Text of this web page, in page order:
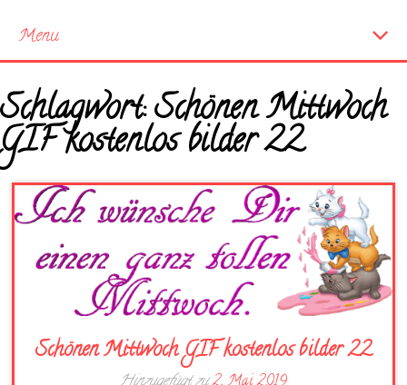
Menu
Startseite
Neue Bilder
Schlagwort:Schönen Mittwoch
GIF kostenlos bilder 22
Schönen Mittwoch GIF kostenlos bilder 22